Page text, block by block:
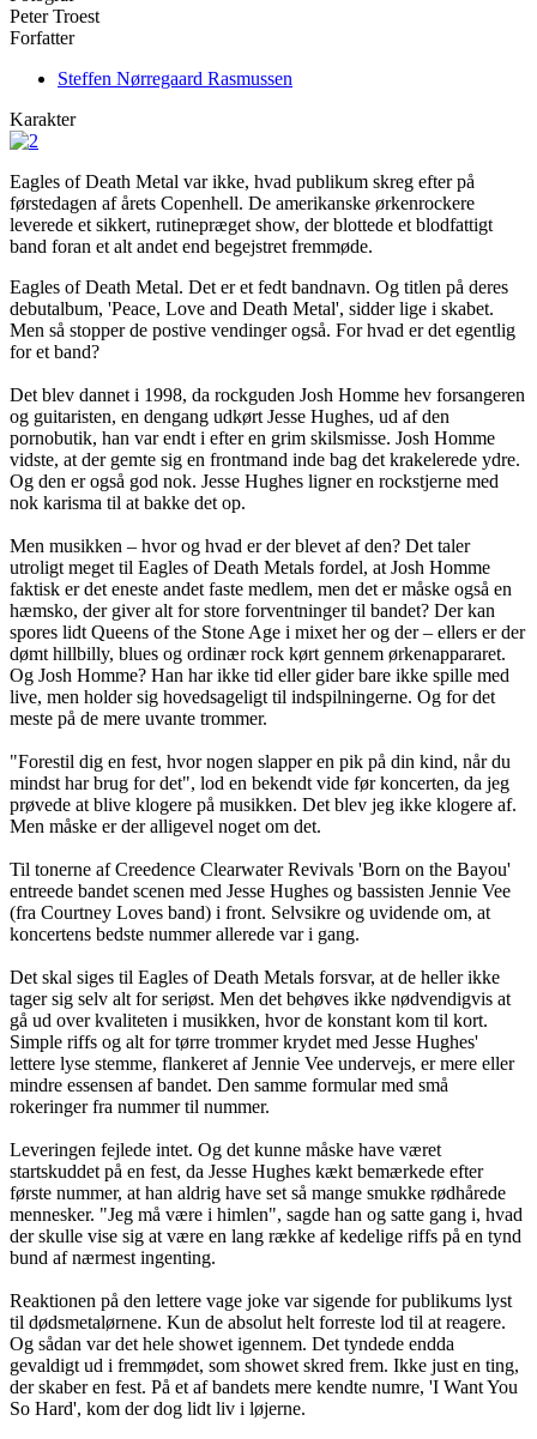
Peter Troest
Forfatter
Steffen Nørregaard Rasmussen
Karakter
Eagles of Death Metal var ikke, hvad publikum skreg efter på
førstedagen af årets Copenhell. De amerikanske ørkenrockere
leverede et sikkert, rutinepræget show, der blottede et blodfattigt
band foran et alt andet end begejstret fremmøde.
Eagles of Death Metal. Det er et fedt bandnavn. Og titlen på deres
debutalbum, 'Peace, Love and Death Metal', sidder lige i skabet.
Men så stopper de postive vendinger også. For hvad er det egentlig
for et band?
Det blev dannet i 1998, da rockguden Josh Homme hev forsangeren
og guitaristen, en dengang udkørt Jesse Hughes, ud af den
pornobutik, han var endt i efter en grim skilsmisse. Josh Homme
vidste, at der gemte sig en frontmand inde bag det krakelerede ydre.
Og den er også god nok. Jesse Hughes ligner en rockstjerne med
nok karisma til at bakke det op.
Men musikken – hvor og hvad er der blevet af den? Det taler
utroligt meget til Eagles of Death Metals fordel, at Josh Homme
faktisk er det eneste andet faste medlem, men det er måske også en
hæmsko, der giver alt for store forventninger til bandet? Der kan
spores lidt Queens of the Stone Age i mixet her og der – ellers er der
dømt hillbilly, blues og ordinær rock kørt gennem ørkenappararet.
Og Josh Homme? Han har ikke tid eller gider bare ikke spille med
live, men holder sig hovedsageligt til indspilningerne. Og for det
meste på de mere uvante trommer.
"Forestil dig en fest, hvor nogen slapper en pik på din kind, når du
mindst har brug for det", lod en bekendt vide før koncerten, da jeg
prøvede at blive klogere på musikken. Det blev jeg ikke klogere af.
Men måske er der alligevel noget om det.
Til tonerne af Creedence Clearwater Revivals 'Born on the Bayou'
entreede bandet scenen med Jesse Hughes og bassisten Jennie Vee
(fra Courtney Loves band) i front. Selvsikre og uvidende om, at
koncertens bedste nummer allerede var i gang.
Det skal siges til Eagles of Death Metals forsvar, at de heller ikke
tager sig selv alt for seriøst. Men det behøves ikke nødvendigvis at
gå ud over kvaliteten i musikken, hvor de konstant kom til kort.
Simple riffs og alt for tørre trommer krydet med Jesse Hughes'
lettere lyse stemme, flankeret af Jennie Vee undervejs, er mere eller
mindre essensen af bandet. Den samme formular med små
rokeringer fra nummer til nummer.
Leveringen fejlede intet. Og det kunne måske have været
startskuddet på en fest, da Jesse Hughes kækt bemærkede efter
første nummer, at han aldrig have set så mange smukke rødhårede
mennesker. "Jeg må være i himlen", sagde han og satte gang i, hvad
der skulle vise sig at være en lang række af kedelige riffs på en tynd
bund af nærmest ingenting.
Reaktionen på den lettere vage joke var sigende for publikums lyst
til dødsmetalørnene. Kun de absolut helt forreste lod til at reagere.
Og sådan var det hele showet igennem. Det tyndede endda
gevaldigt ud i fremmødet, som showet skred frem. Ikke just en ting,
der skaber en fest. På et af bandets mere kendte numre, 'I Want You
So Hard', kom der dog lidt liv i løjerne.